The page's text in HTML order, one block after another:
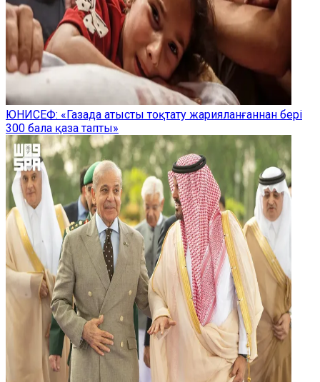
ЮНИСЕФ: «Газада атысты тоқтату жарияланғаннан бері
300 бала қаза тапты»